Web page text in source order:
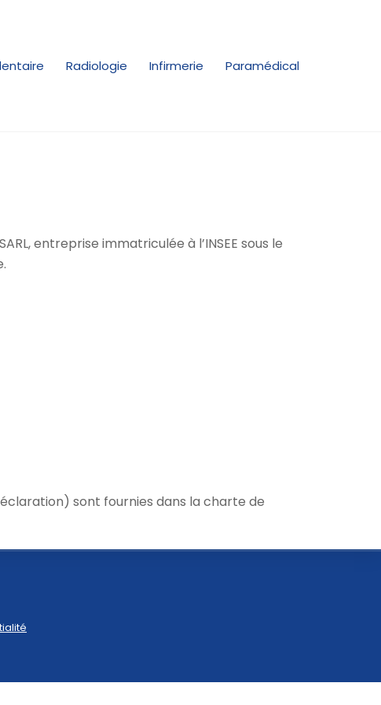
Radiologie Infirmerie Paramédical
entreprise immatriculée à l’INSEE sous le
sont fournies dans la charte de